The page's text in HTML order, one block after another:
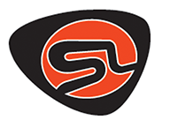
We use cookies to ensure that
on our website. By continuing to
that cookies are used to help us
to offer you a better experience.
you can disable cookies, you can